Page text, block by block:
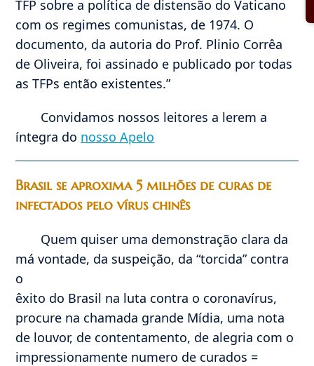
TFP sobre a política de distensão do Vaticano
com os regimes comunistas, de 1974. O
documento, da autoria do Prof. Plinio Corrêa
de Oliveira, foi assinado e publicado por todas
as TFPs então existentes.”
Convidamos nossos leitores a lerem a
íntegra do nosso Apelo
Brasil se aproxima 5 milhões de curas de
infectados pelo vírus chinês
Quem quiser uma demonstração clara da
má vontade, da suspeição, da “torcida” contra
o
êxito do Brasil na luta contra o coronavírus,
procure na chamada grande Mídia, uma nota
de louvor, de contentamento, de alegria com o
impressionamente numero de curados =